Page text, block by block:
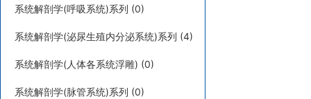
系统解剖学(呼吸系统)系列 (0)
系统解剖学(泌尿生殖内分泌系统)系列 (4)
系统解剖学(人体各系统浮雕) (0)
系统解剖学(脉管系统)系列 (0)